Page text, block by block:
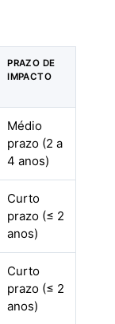
PRAZO DE
IMPACTO
Médio
prazo (2 a
4 anos)
Curto
prazo (≤ 2
anos)
Curto
prazo (≤ 2
anos)